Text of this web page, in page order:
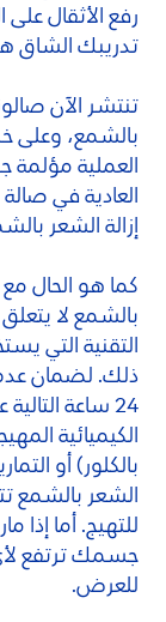
رفع الأثقال
تدريبك الشاق
تنتشر الآن
بالشمع، وعلى
العملية مؤلمة
العادية في
إزالة الشعر
كما هو الحال مع
بالشمع لا
التقنية التي
ذلك. لضمان
24 ساعة
الكيميائية
بالكلور) أو
الشعر بالشمع
للتهيج. أما
جسمك ترتفع
للعرض.